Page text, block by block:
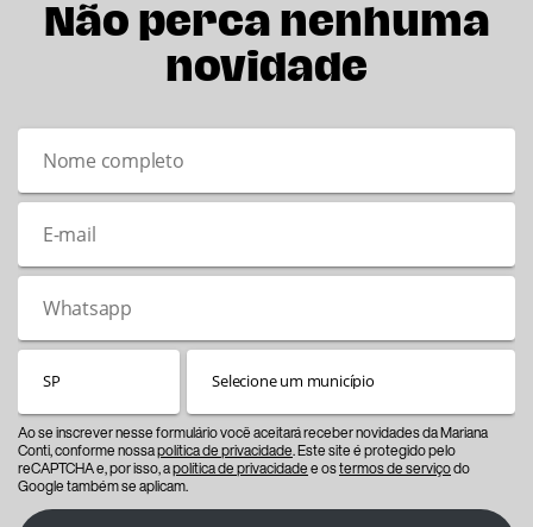
Não perca nenhuma
novidade
Ao se inscrever nesse formulário você aceitará receber novidades da Mariana
Conti, conforme nossapolítica de privacidade. Este site é protegido pelo
reCAPTCHA e, por isso, apolítica de privacidadee ostermos de serviçodo
Google também se aplicam.